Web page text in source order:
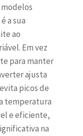
a sua
ao
Em vez
para manter
ajusta
picos de
temperatura
e eficiente,
na